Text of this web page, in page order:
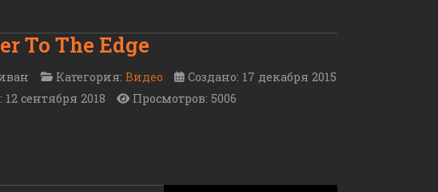
To The Edge
Категория: Видео
Создано: 17 декабря 2015
сентября 2018
Просмотров: 5006